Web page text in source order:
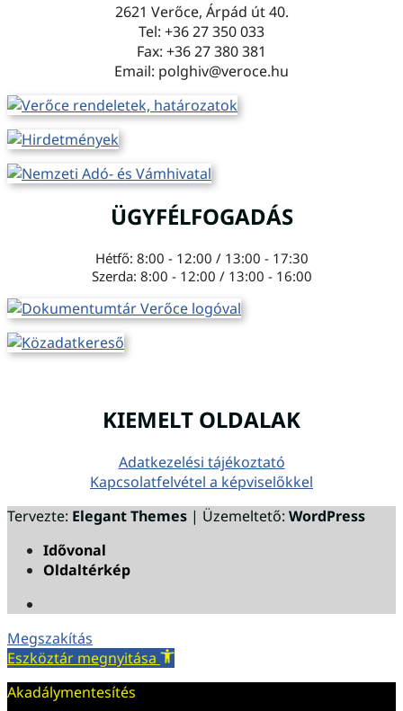
2621 Verőce, Árpád út 40.
Tel: +36 27 350 033
Fax: +36 27 380 381
Email: polghiv@veroce.hu
ÜGYFÉLFOGADÁS
Hétfő: 8:00 - 12:00 / 13:00 - 17:30
Szerda: 8:00 - 12:00 / 13:00 - 16:00
KIEMELT OLDALAK
Adatkezelési tájékoztató
Kapcsolatfelvétel a képviselőkkel
Tervezte: Elegant Themes | Üzemeltető: WordPress
Idővonal
Oldaltérkép
Megszakítás
Eszköztár megnyitása
Akadálymentesítés